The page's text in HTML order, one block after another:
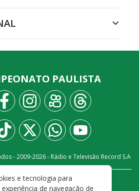
PAULISTA
- 2009-2026- Rádio e Televisão Record S.A
FALE CONOSCO PRIVACIDADE
e tecnologia para
de navegação de